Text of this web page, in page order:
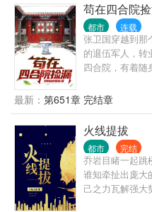
户全部送进去？
秋名山飙车，秒
是巅峰，没想到
苟在四合院
都市 连载
张卫国穿越到那
的退伍军人，转
四合院，有着随
国在这个动乱的
最新： 第651章 完结章
火线提拔
都市 完结
乔岩目睹一起跳
谁知牵扯出庞大
己之力瓦解强